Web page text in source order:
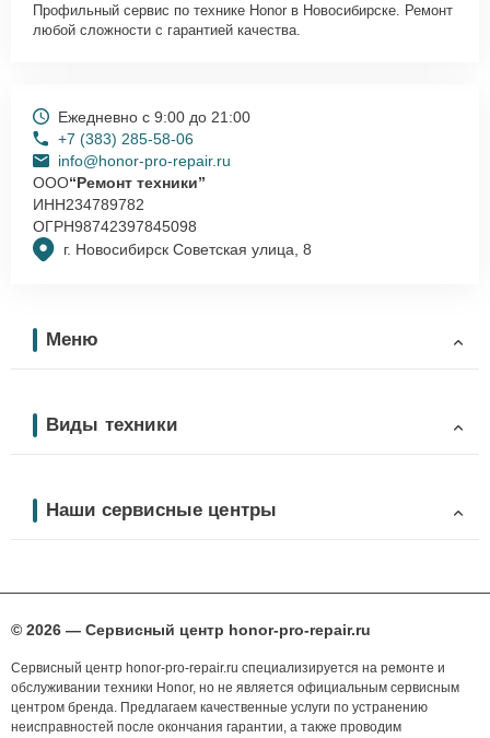
Профильный сервис по технике Honor в Новосибирске. Ремонт
любой сложности с гарантией качества.
г. Новосибирск Советская улица, 8
Ежедневно с 9:00 до 21:00
+7 (383) 285-58-06
info@honor-pro-repair.ru
ООО“Ремонт техники”
ИНН234789782
ОГРН98742397845098
Меню
Виды техники
Наши сервисные центры
© 2026 — Сервисный центр honor-pro-repair.ru
Сервисный центр honor-pro-repair.ru специализируется на ремонте и
обслуживании техники Honor, но не является официальным сервисным
центром бренда. Предлагаем качественные услуги по устранению
неисправностей после окончания гарантии, а также проводим